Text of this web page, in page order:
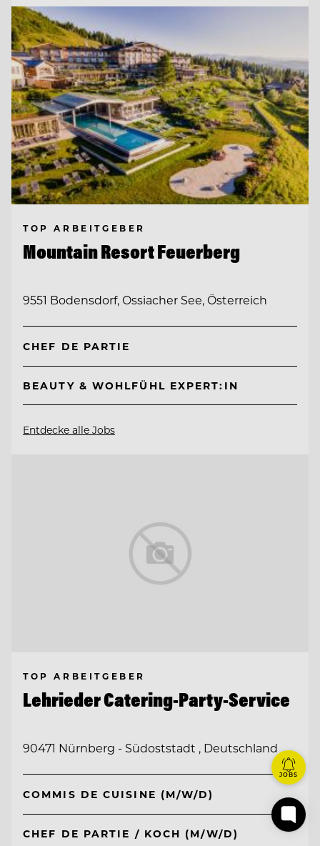
TOP ARBEITGEBER
Mountain Resort Feuerberg
9551 Bodensdorf, Ossiacher See, Österreich
CHEF DE PARTIE
BEAUTY & WOHLFÜHL EXPERT:IN
Entdecke alle Jobs
TOP ARBEITGEBER
Lehrieder Catering-Party-Service
90471 Nürnberg - Südoststadt , Deutschland
COMMIS DE CUISINE (M/W/D)
CHEF DE PARTIE / KOCH (M/W/D)
JOBS